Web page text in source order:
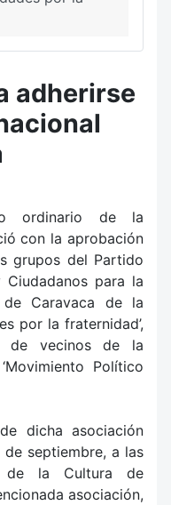
adherirse
ordinario de la
con la aprobación
grupos del Partido
para la
de Caravaca de la
por la fraternidad’,
de vecinos de la
Político
dicha asociación
septiembre, a las
de la Cultura de
asociación,